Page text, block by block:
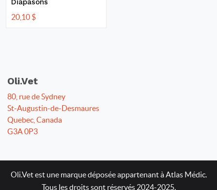
Diapasons
20,10$
Oli.Vet
80, rue de Sydney
St-Augustin-de-Desmaures
Quebec, Canada
G3A 0P3
Oli.Vet est une marque déposée appartenant à Atlas Médic.
Tous les droits sont réservés 2024-2025.